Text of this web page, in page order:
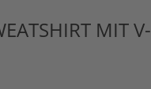
MIT V-